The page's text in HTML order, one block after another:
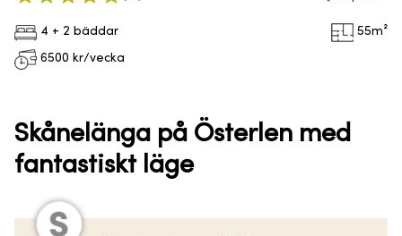
4 + 2 bäddar 55m²
6500 kr/vecka
Skånelänga på Österlen med
fantastiskt läge